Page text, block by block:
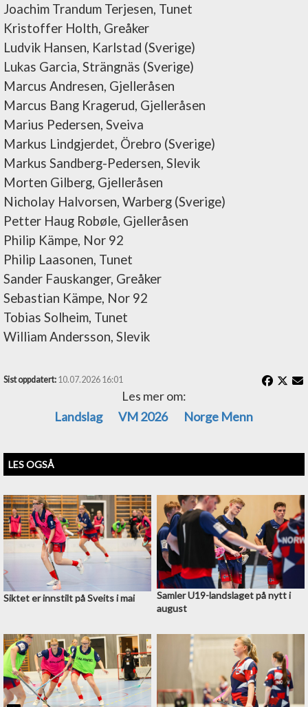
Joachim Trandum Terjesen, Tunet
Kristoffer Holth, Greåker
Ludvik Hansen, Karlstad (Sverige)
Lukas Garcia, Strängnäs (Sverige)
Marcus Andresen, Gjelleråsen
Marcus Bang Kragerud, Gjelleråsen
Marius Pedersen, Sveiva
Markus Lindgjerdet, Örebro (Sverige)
Markus Sandberg-Pedersen, Slevik
Morten Gilberg, Gjelleråsen
Nicholay Halvorsen, Warberg (Sverige)
Petter Haug Robøle, Gjelleråsen
Philip Kämpe, Nor 92
Philip Laasonen, Tunet
Sander Fauskanger, Greåker
Sebastian Kämpe, Nor 92
Tobias Solheim, Tunet
William Andersson, Slevik
Sist oppdatert: 10.07.2026 16:01
Les mer om:
Landslag
VM 2026 Norge Menn
LES OGSÅ
Siktet er innstilt på Sveits i mai
Samler U19-landslaget på nytt i
august